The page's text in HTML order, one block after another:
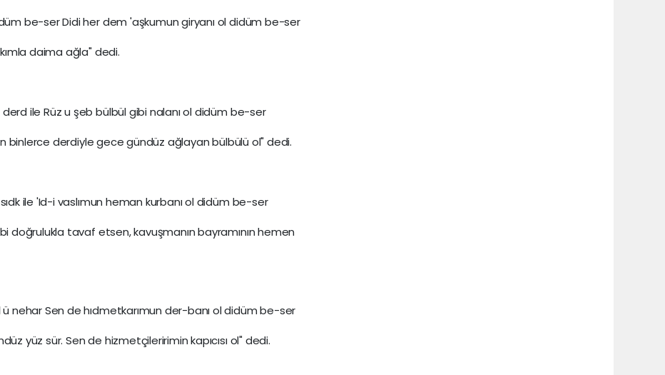
be-ser Didi her dem 'aşkumun giryanı ol didüm be-ser
daima ağla" dedi.
ile Rüz u şeb bülbül gibi nalanı ol didüm be-ser
binlerce derdiyle gece gündüz ağlayan bülbülü ol" dedi.
ile 'Id-i vaslımun heman kurbanı ol didüm be-ser
doğrulukla tavaf etsen, kavuşmanın bayramının hemen
nehar Sen de hıdmetkarımun der-banı ol didüm be-ser
yüz sür. Sen de hizmetçileririmin kapıcısı ol" dedi.